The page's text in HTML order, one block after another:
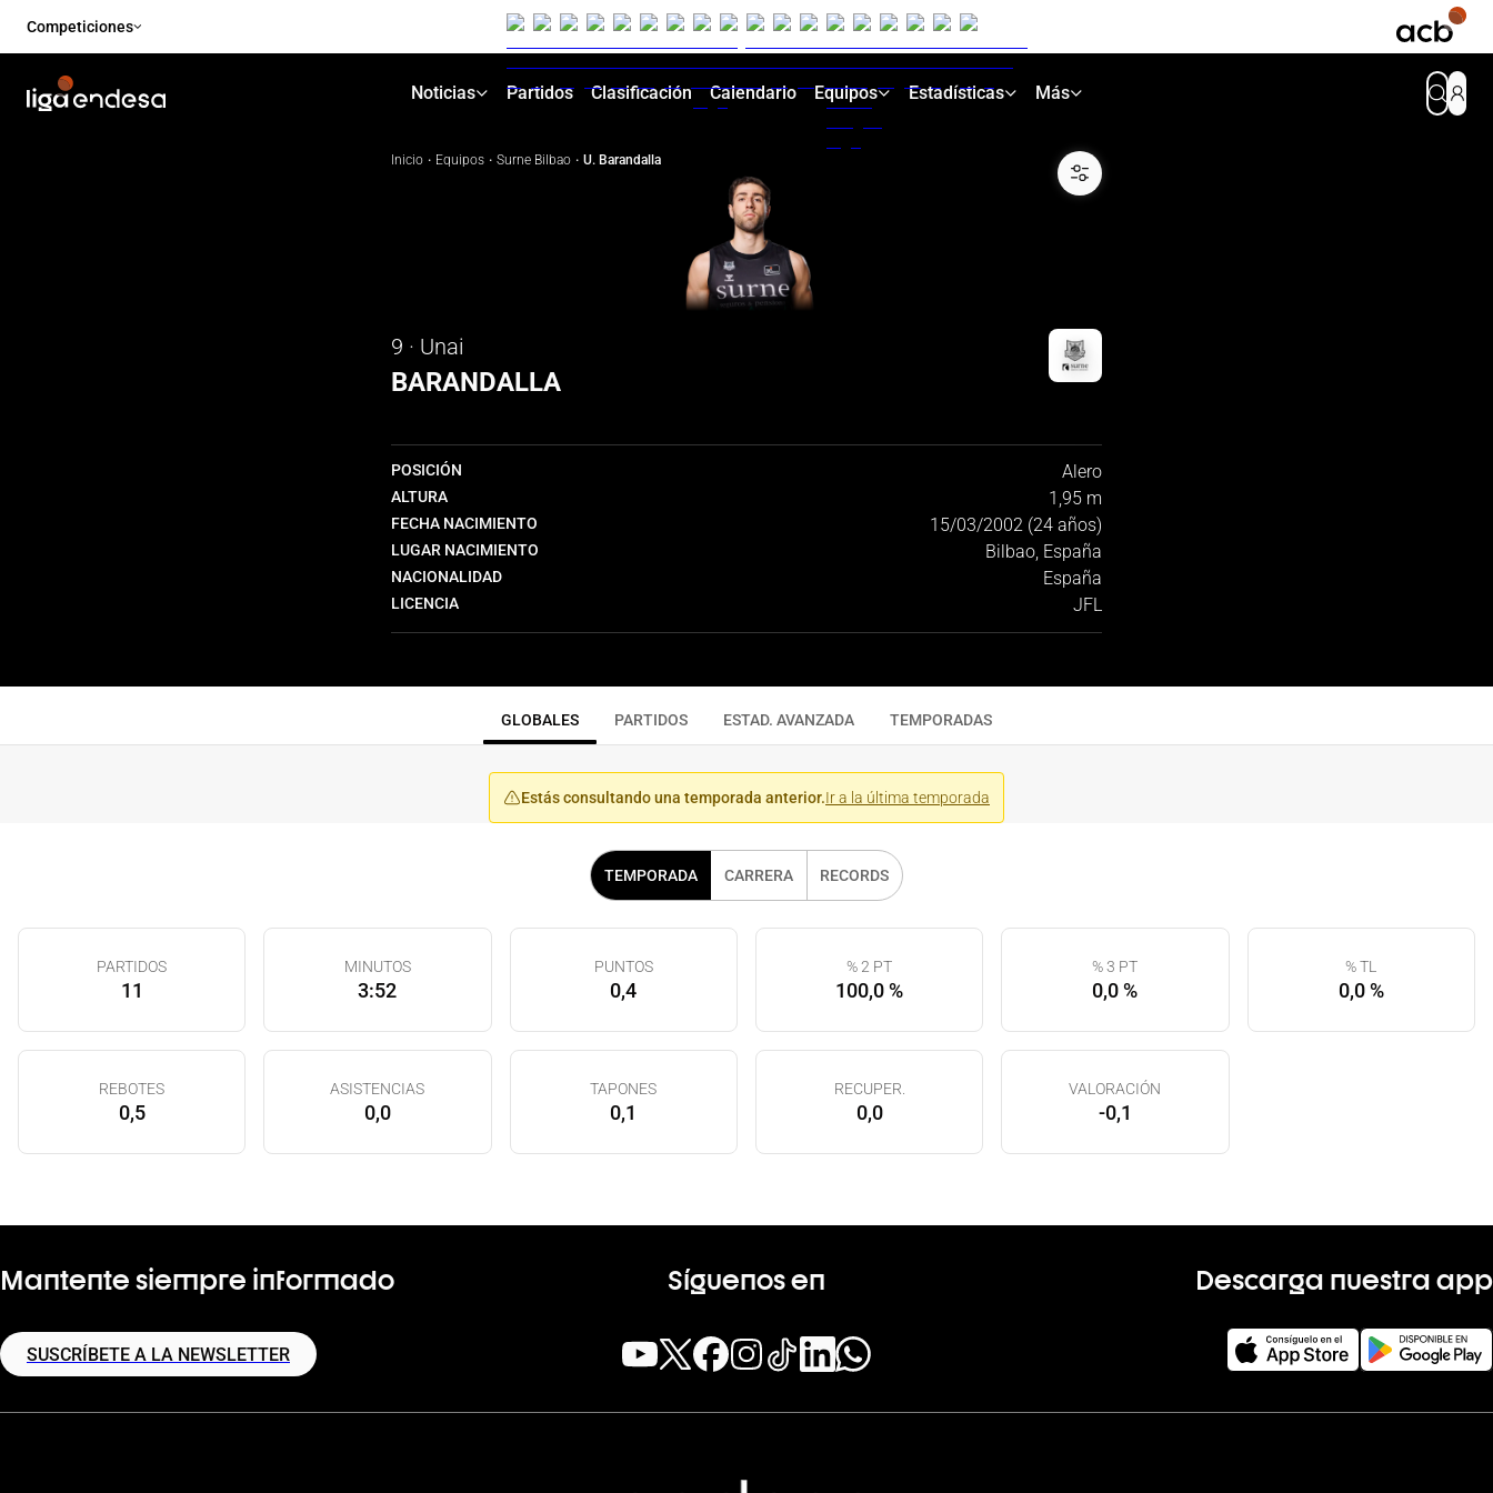
Competiciones
Noticias Partidos Clasificación Calendario Equipos Estadísticas Más
Inicio · Equipos · Surne Bilbao · U. Barandalla
9 · Unai
BARANDALLA
POSICIÓN Alero
ALTURA 1,95 m
FECHA NACIMIENTO 15/03/2002 (24 años)
LUGAR NACIMIENTO Bilbao, España
NACIONALIDAD España
LICENCIA JFL
GLOBALES PARTIDOS ESTAD. AVANZADA TEMPORADAS
Estás consultando una temporada anterior.Ir a la última temporada
TEMPORADA CARRERA RECORDS
PARTIDOS
11
MINUTOS
3:52
PUNTOS
0,4
% 2 PT
100,0 %
% 3 PT
0,0 %
% TL
0,0 %
REBOTES
0,5
ASISTENCIAS
0,0
TAPONES
0,1
RECUPER.
0,0
VALORACIÓN
-0,1
Mantente siempre informado
SUSCRÍBETE A LA NEWSLETTER
Síguenos en Descarga nuestra app